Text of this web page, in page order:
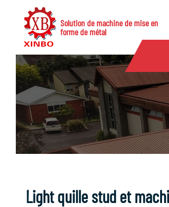
Solution de machine de mise en
forme de métal
Light quille stud et